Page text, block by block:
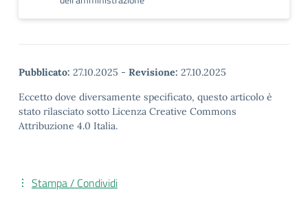
Pubblicato: 27.10.2025 - Revisione: 27.10.2025
Eccetto dove diversamente specificato, questo articolo è
stato rilasciato sotto Licenza Creative Commons
Attribuzione 4.0 Italia.
Stampa / Condividi